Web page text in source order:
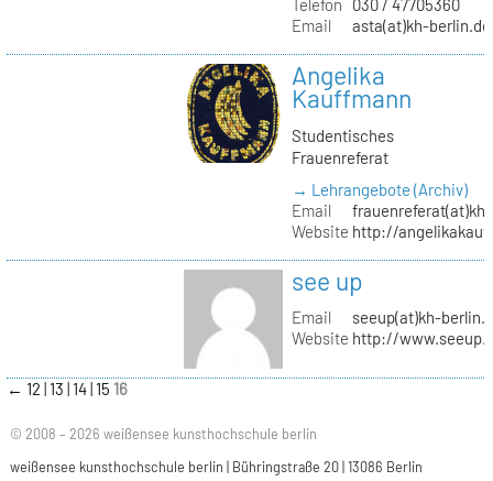
Telefon
030 / 47705360
Email
asta(at)kh-berlin.de
Angelika
Kauffmann
Studentisches
Frauenreferat
→ Lehrangebote (Archiv)
Email
Website http://
see up
Email
seeup(at)kh-
Website http://
← 12 13 14 15 16
© 2008 – 2026 weißensee kunsthochschule berlin
weißensee kunsthochschule berlin | Bühringstraße 20 | 13086 Berlin